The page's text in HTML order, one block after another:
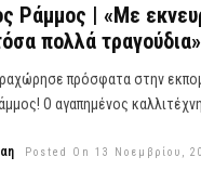
Ράμμος | «Με
πολλά
πρόσφατα στην
Ο αγαπημένος
Posted On 13 Νοεμβρίου,